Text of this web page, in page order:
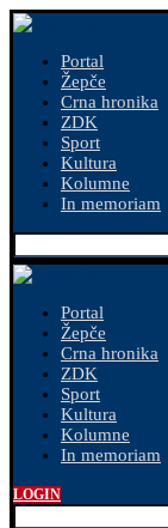
Portal
Žepče
Crna hronika
ZDK
Sport
Kultura
Kolumne
In memoriam
Portal
Žepče
Crna hronika
ZDK
Sport
Kultura
Kolumne
In memoriam
LOGIN